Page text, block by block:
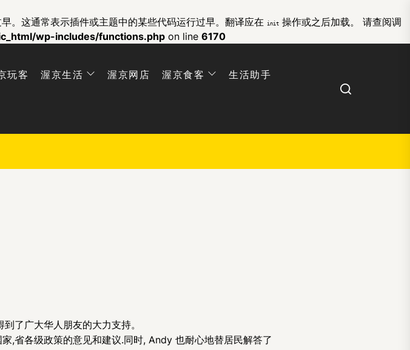
。这通常表示插件或主题中的某些代码运行过早。翻译应在 init 操作或之后加载。 请查阅调
wp-includes/functions.php on line 6170
玩客 渥京生活 渥京网店 渥京食客 生活助手
Search
了广大华人朋友的大力支持。
,省各级政策的意见和建议.同时, Andy 也耐心地替居民解答了